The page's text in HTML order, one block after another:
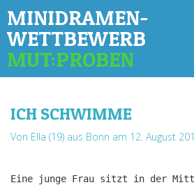
MINIDRAMEN-
WETTBEWERB
MUT:PROBEN
ICH SCHWIMME
Von Ella (19) aus Bonn am 12. August
Eine junge Frau sitzt in der